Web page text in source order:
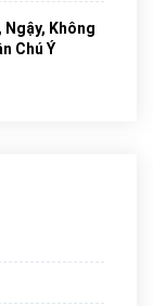
Ngậy, Không
Chú Ý